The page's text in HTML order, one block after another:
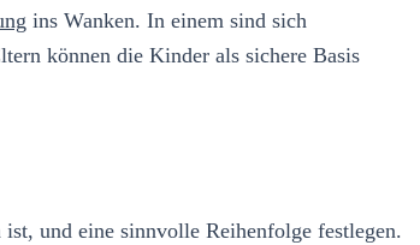
ins Wanken. In einem sind sich
können die Kinder als sichere Basis
und eine sinnvolle Reihenfolge festlegen.